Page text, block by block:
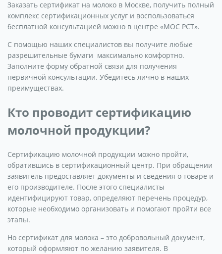
Заказать сертификат на молоко в Москве, получить полный
комплекс сертификационных услуг и воспользоваться
бесплатной консультацией можно в центре «МОС РСТ».
С помощью наших специалистов вы получите любые
разрешительные бумаги максимально комфортно.
Заполните форму обратной связи для получения
первичной консультации. Убедитесь лично в наших
преимуществах.
Кто проводит сертификацию
молочной продукции?
Сертификацию молочной продукции можно пройти,
обратившись в сертификационный центр. При обращении
заявитель предоставляет документы и сведения о товаре и
его производителе. После этого специалисты
идентифицируют товар, определяют перечень процедур,
которые необходимо организовать и помогают пройти все
этапы.
Но сертификат для молока – это добровольный документ,
который оформляют по желанию заявителя. В